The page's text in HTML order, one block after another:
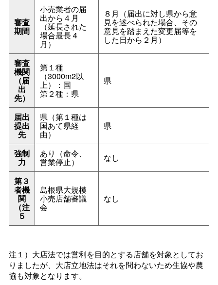
審査
期間
小売業者の届
出から４月
（延長された
場合最長４
月）
８月（届出に対し県から意
見を述べられた場合、その
意見を踏まえた変更届等を
した日から２月）
審査
機関
（届
出
先）
第１種
（3000m2以
上）：国
第２種：県
県
届出
提出
先
県（第１種は
国あて県経
由）
県
強制
力
あり（命令、
営業停止） なし
第３
者機
関
（注
５
島根県大規模
小売店舗審議
会
なし
注１）大店法では営利を目的とする店舗を対象としてお
りましたが、大店立地法はそれを問わないため生協や農
協も対象となります。